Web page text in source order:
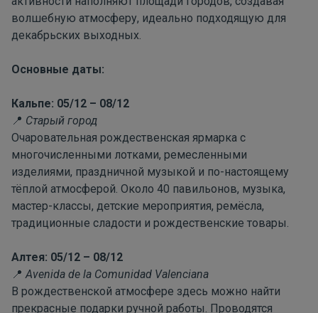
волшебную атмосферу, идеально подходящую для
декабрьских выходных.
Основные даты:
Кальпе: 05/12 – 08/12
📍 Старый город
Очаровательная рождественская ярмарка с
многочисленными лотками, ремесленными
изделиями, праздничной музыкой и по-настоящему
тёплой атмосферой. Около 40 павильонов, музыка,
мастер-классы, детские мероприятия, ремёсла,
традиционные сладости и рождественские товары.
Алтея: 05/12 – 08/12
📍 Avenida de la Comunidad Valenciana
В рождественской атмосфере здесь можно найти
прекрасные подарки ручной работы. Проводятся